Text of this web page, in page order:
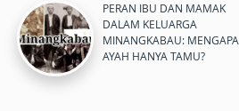
PERAN IBU DAN MAMAK
DALAM KELUARGA
MINANGKABAU: MENGAPA
AYAH HANYA TAMU?